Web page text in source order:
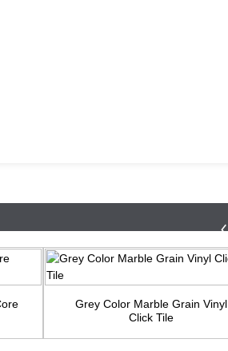
Grey Color Marble Grain Vinyl
Click Tile